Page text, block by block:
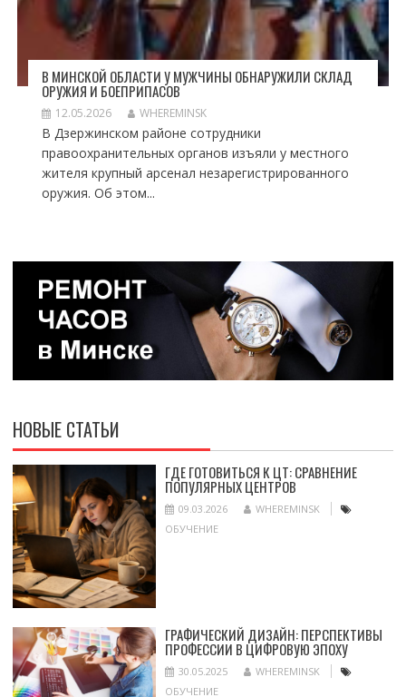
В МИНСКОЙ ОБЛАСТИ У МУЖЧИНЫ ОБНАРУЖИЛИ СКЛАД
ОРУЖИЯ И БОЕПРИПАСОВ
12.05.2026 WHEREMINSK
В Дзержинском районе сотрудники
правоохранительных органов изъяли у местного
жителя крупный арсенал незарегистрированного
оружия. Об этом...
НОВЫЕ СТАТЬИ
ГДЕ ГОТОВИТЬСЯ К ЦТ: СРАВНЕНИЕ
ПОПУЛЯРНЫХ ЦЕНТРОВ
09.03.2026
WHEREMINSK
ОБУЧЕНИЕ
ГРАФИЧЕСКИЙ ДИЗАЙН: ПЕРСПЕКТИВЫ
ПРОФЕССИИ В ЦИФРОВУЮ ЭПОХУ
30.05.2025
WHEREMINSK
ОБУЧЕНИЕ